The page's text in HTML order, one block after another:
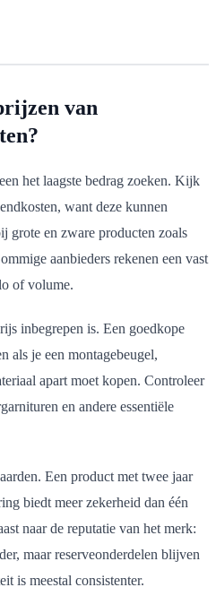
van
het laagste bedrag zoeken. Kijk
want deze kunnen
grote en zware producten zoals
aanbieders rekenen een vast
of volume.
inbegrepen is. Een goedkope
als je een montagebeugel,
apart moet kopen. Controleer
en andere essentiële
Een product met twee jaar
biedt meer zekerheid dan één
naar de reputatie van het merk:
maar reserveonderdelen blijven
is meestal consistenter.